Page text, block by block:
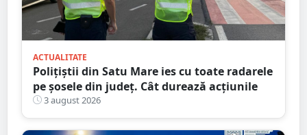
ACTUALITATE
Polițiștii din Satu Mare ies cu toate radarele
pe șosele din județ. Cât durează acțiunile
3 august 2026